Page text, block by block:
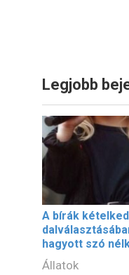
Legjobb
A bírák
hagyott szó
Állatok